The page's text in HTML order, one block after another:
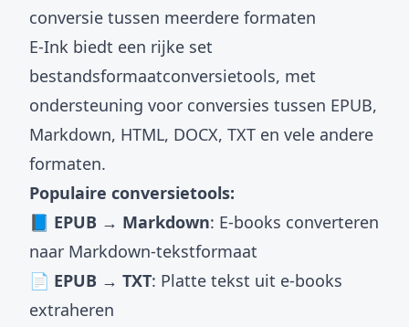
conversie tussen meerdere formaten
E-Ink biedt een rijke set
bestandsformaatconversietools, met
ondersteuning voor conversies tussen EPUB,
Markdown, HTML, DOCX, TXT en vele andere
formaten.
Populaire conversietools:
📘 EPUB → Markdown: E-books converteren
naar Markdown-tekstformaat
📄 EPUB → TXT: Platte tekst uit e-books
extraheren